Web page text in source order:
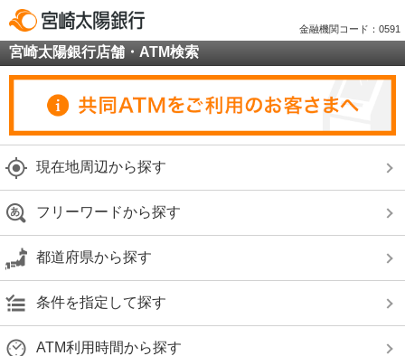
金融機関コード：0591
宮崎太陽銀行店舗・ATM検索
現在地周辺から探す
フリーワードから探す
都道府県から探す
条件を指定して探す
ATM利用時間から探す